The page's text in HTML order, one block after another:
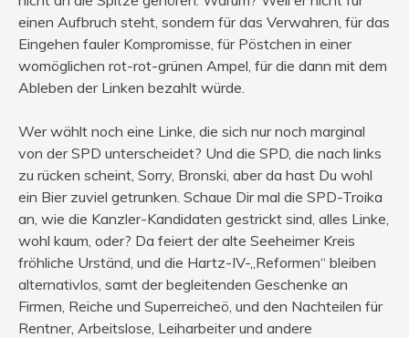
einen Aufbruch steht, sondern für das Verwahren, für das
Eingehen fauler Kompromisse, für Pöstchen in einer
womöglichen rot-rot-grünen Ampel, für die dann mit dem
Ableben der Linken bezahlt würde.
Wer wählt noch eine Linke, die sich nur noch marginal
von der SPD unterscheidet? Und die SPD, die nach links
zu rücken scheint, Sorry, Bronski, aber da hast Du wohl
ein Bier zuviel getrunken. Schaue Dir mal die SPD-Troika
an, wie die Kanzler-Kandidaten gestrickt sind, alles Linke,
wohl kaum, oder? Da feiert der alte Seeheimer Kreis
fröhliche Urständ, und die Hartz-IV-„Reformen“ bleiben
alternativlos, samt der begleitenden Geschenke an
Firmen, Reiche und Superreicheö, und den Nachteilen für
Rentner, Arbeitslose, Leiharbeiter und andere